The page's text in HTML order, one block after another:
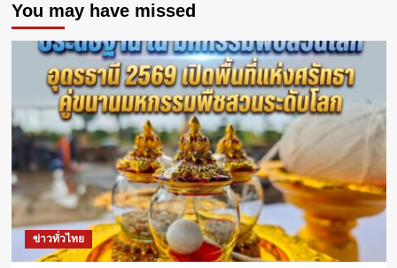
You may have missed
ข่าวทั่วไทย